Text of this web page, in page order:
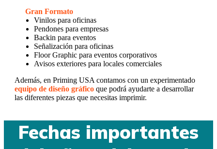
Gran Formato
Vinilos para oficinas
Pendones para empresas
Backin para eventos
Señalización para oficinas
Floor Graphic para eventos corporativos
Avisos exteriores para locales comerciales
Además, en Priming USA contamos con un experimentado
equipo de diseño gráficoque podrá ayudarte a desarrollar
las diferentes piezas que necesitas imprimir.
Fechas importantes